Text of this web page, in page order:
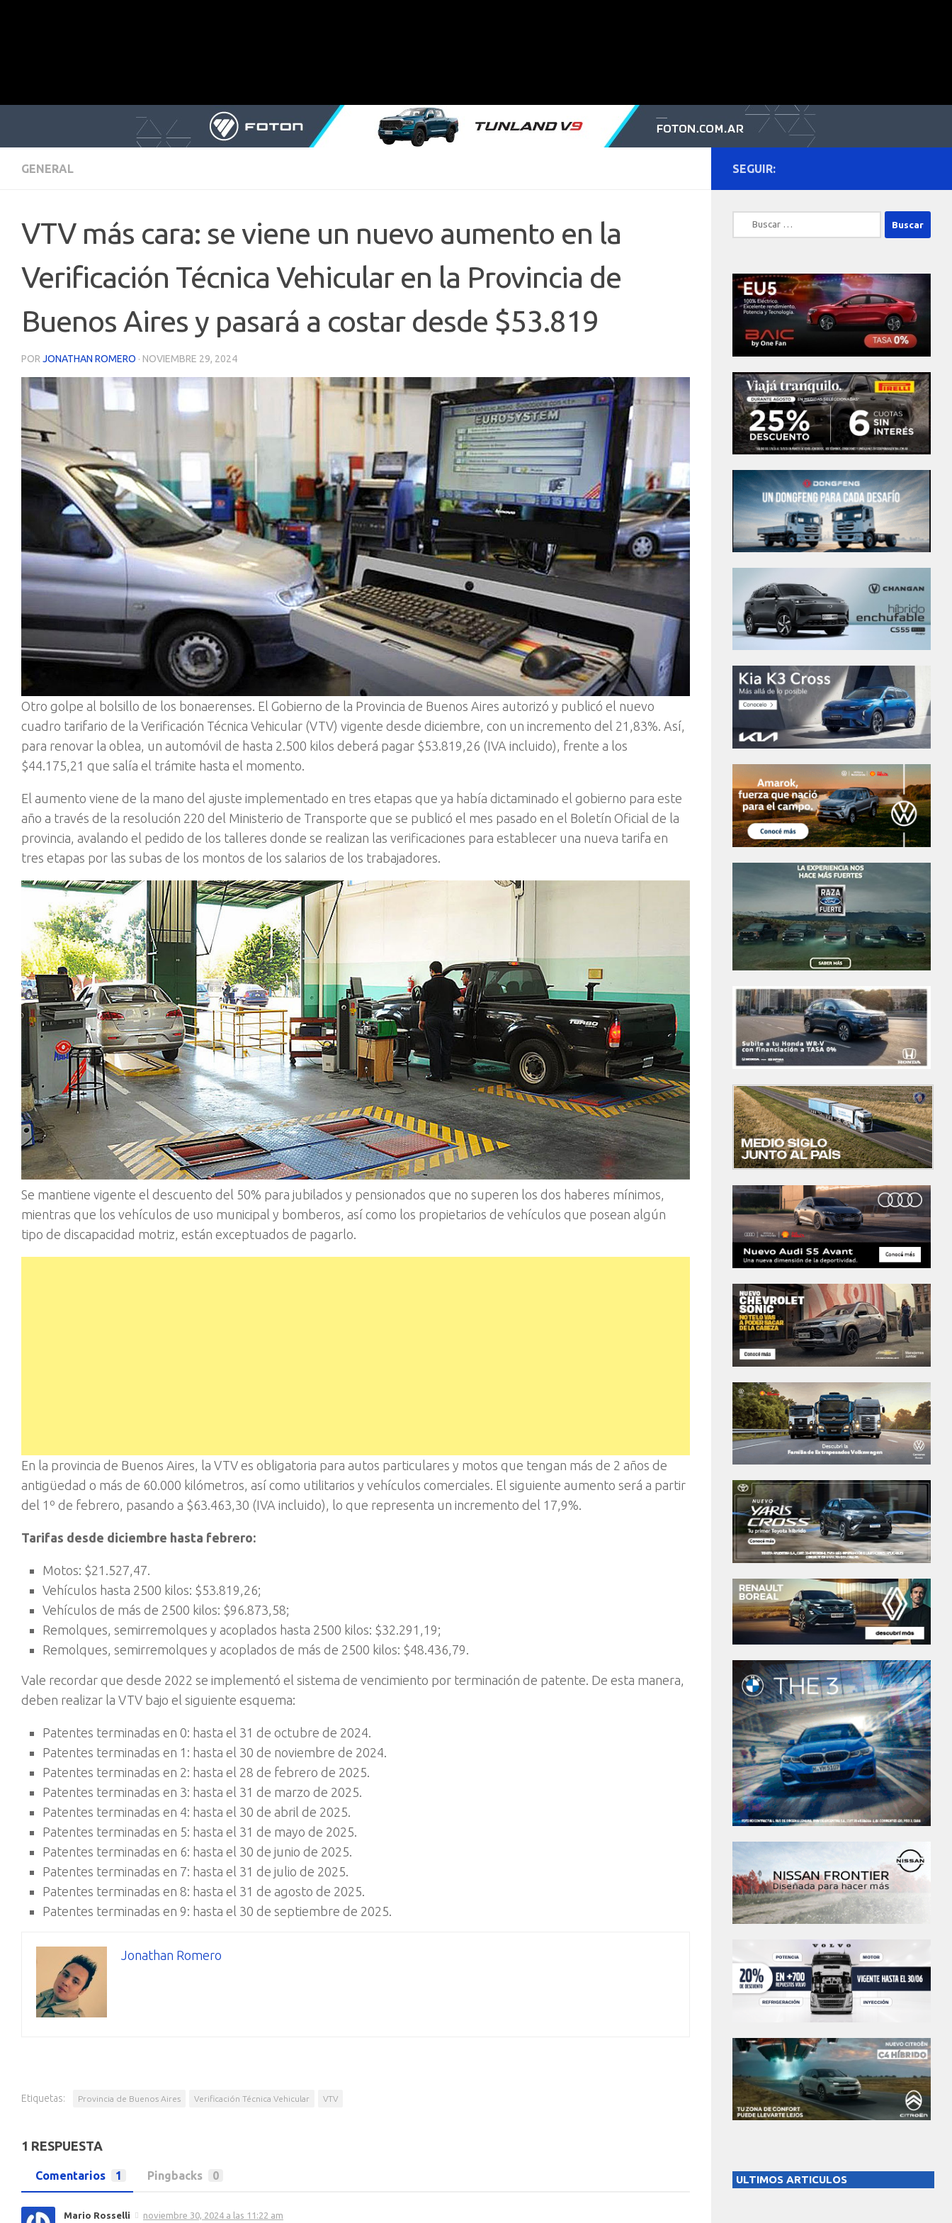
GENERAL
VTV más cara: se viene un nuevo aumento en la
Verificación Técnica Vehicular en la Provincia de
Buenos Aires y pasará a costar desde $53.819
POR JONATHAN ROMERO · NOVIEMBRE 29, 2024
Otro golpe al bolsillo de los bonaerenses. El Gobierno de la Provincia de Buenos Aires autorizó y publicó el nuevo
cuadro tarifario de la Verificación Técnica Vehicular (VTV) vigente desde diciembre, con un incremento del 21,83%. Así,
para renovar la oblea, un automóvil de hasta 2.500 kilos deberá pagar $53.819,26 (IVA incluido), frente a los
$44.175,21 que salía el trámite hasta el momento.
El aumento viene de la mano del ajuste implementado en tres etapas que ya había dictaminado el gobierno para este
año a través de la resolución 220 del Ministerio de Transporte que se publicó el mes pasado en el Boletín Oficial de la
provincia, avalando el pedido de los talleres donde se realizan las verificaciones para establecer una nueva tarifa en
tres etapas por las subas de los montos de los salarios de los trabajadores.
Se mantiene vigente el descuento del 50% para jubilados y pensionados que no superen los dos haberes mínimos,
mientras que los vehículos de uso municipal y bomberos, así como los propietarios de vehículos que posean algún
tipo de discapacidad motriz, están exceptuados de pagarlo.
En la provincia de Buenos Aires, la VTV es obligatoria para autos particulares y motos que tengan más de 2 años de
antigüedad o más de 60.000 kilómetros, así como utilitarios y vehículos comerciales. El siguiente aumento será a partir
del 1º de febrero, pasando a $63.463,30 (IVA incluido), lo que representa un incremento del 17,9%.
Tarifas desde diciembre hasta febrero:
Motos: $21.527,47.
Vehículos hasta 2500 kilos: $53.819,26;
Vehículos de más de 2500 kilos: $96.873,58;
Remolques, semirremolques y acoplados hasta 2500 kilos: $32.291,19;
Remolques, semirremolques y acoplados de más de 2500 kilos: $48.436,79.
Vale recordar que desde 2022 se implementó el sistema de vencimiento por terminación de patente. De esta manera,
deben realizar la VTV bajo el siguiente esquema:
Patentes terminadas en 0: hasta el 31 de octubre de 2024.
Patentes terminadas en 1: hasta el 30 de noviembre de 2024.
Patentes terminadas en 2: hasta el 28 de febrero de 2025.
Patentes terminadas en 3: hasta el 31 de marzo de 2025.
Patentes terminadas en 4: hasta el 30 de abril de 2025.
Patentes terminadas en 5: hasta el 31 de mayo de 2025.
Patentes terminadas en 6: hasta el 30 de junio de 2025.
Patentes terminadas en 7: hasta el 31 de julio de 2025.
Patentes terminadas en 8: hasta el 31 de agosto de 2025.
Patentes terminadas en 9: hasta el 30 de septiembre de 2025.
Jonathan Romero
Etiquetas: Provincia de Buenos Aires Verificación Técnica Vehicular VTV
1 RESPUESTA
Comentarios 1 Pingbacks 0
Mario Rosselli noviembre 30, 2024 a las 11:22 am
SEGUIR:
Buscar:
ULTIMOS ARTICULOS